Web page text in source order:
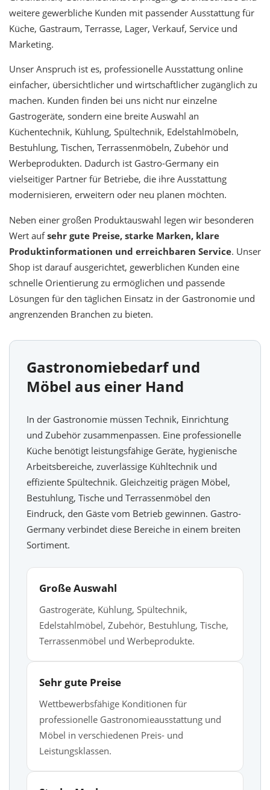
weitere gewerbliche Kunden mit passender Ausstattung für
Küche, Gastraum, Terrasse, Lager, Verkauf, Service und
Marketing.
Unser Anspruch ist es, professionelle Ausstattung online
einfacher, übersichtlicher und wirtschaftlicher zugänglich zu
machen. Kunden finden bei uns nicht nur einzelne
Gastrogeräte, sondern eine breite Auswahl an
Küchentechnik, Kühlung, Spültechnik, Edelstahlmöbeln,
Bestuhlung, Tischen, Terrassenmöbeln, Zubehör und
Werbeprodukten. Dadurch ist Gastro-Germany ein
vielseitiger Partner für Betriebe, die ihre Ausstattung
modernisieren, erweitern oder neu planen möchten.
Neben einer großen Produktauswahl legen wir besonderen
Wert aufsehr gute Preise, starke Marken, klare
Produktinformationen und erreichbaren Service. Unser
Shop ist darauf ausgerichtet, gewerblichen Kunden eine
schnelle Orientierung zu ermöglichen und passende
Lösungen für den täglichen Einsatz in der Gastronomie und
angrenzenden Branchen zu bieten.
Gastronomiebedarf und
Möbel aus einer Hand
In der Gastronomie müssen Technik, Einrichtung
und Zubehör zusammenpassen. Eine professionelle
Küche benötigt leistungsfähige Geräte, hygienische
Arbeitsbereiche, zuverlässige Kühltechnik und
effiziente Spültechnik. Gleichzeitig prägen Möbel,
Bestuhlung, Tische und Terrassenmöbel den
Eindruck, den Gäste vom Betrieb gewinnen. Gastro-
Germany verbindet diese Bereiche in einem breiten
Sortiment.
Große Auswahl
Gastrogeräte, Kühlung, Spültechnik,
Edelstahlmöbel, Zubehör, Bestuhlung, Tische,
Terrassenmöbel und Werbeprodukte.
Sehr gute Preise
Wettbewerbsfähige Konditionen für
professionelle Gastronomieausstattung und
Möbel in verschiedenen Preis- und
Leistungsklassen.